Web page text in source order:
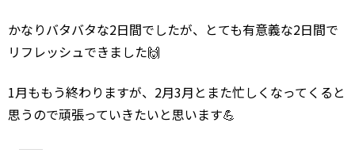
かなりバタバタな2日間でしたが、とても有意義な2日間で
リフレッシュできました🙌
1月ももう終わりますが、2月3月とまた忙しくなってくると
思うので頑張っていきたいと思います💪